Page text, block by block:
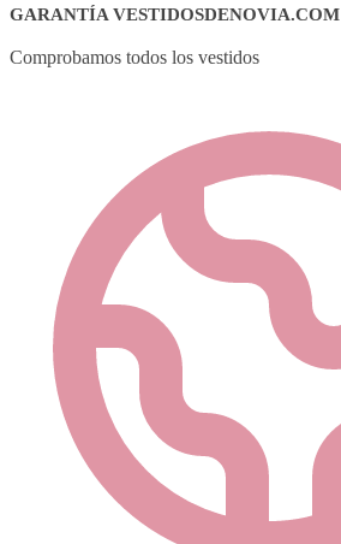
GARANTÍA VESTIDOSDENOVIA.COM
Comprobamos todos los vestidos